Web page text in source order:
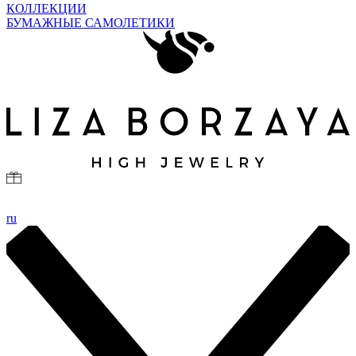
КОЛЛЕКЦИИ
БУМАЖНЫЕ САМОЛЕТИКИ
ru